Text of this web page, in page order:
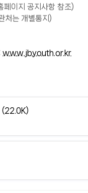
이지 공지사항 참조)
처는 개별통지)
www.jbyouth.or.kr
(22.0K)